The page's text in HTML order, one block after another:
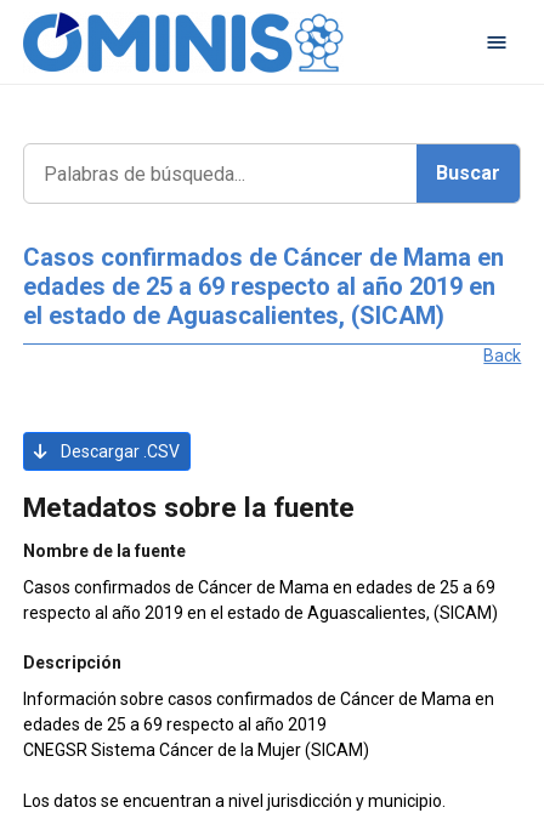
Casos confirmados de Cáncer de Mama en
edades de 25 a 69 respecto al año 2019 en
el estado de Aguascalientes, (SICAM)
Back
Descargar .CSV
Metadatos sobre la fuente
Nombre de la fuente
Casos confirmados de Cáncer de Mama en edades de 25 a 69
respecto al año 2019 en el estado de Aguascalientes, (SICAM)
Descripción
Información sobre casos confirmados de Cáncer de Mama en
edades de 25 a 69 respecto al año 2019
CNEGSR Sistema Cáncer de la Mujer (SICAM)
Los datos se encuentran a nivel jurisdicción y municipio.